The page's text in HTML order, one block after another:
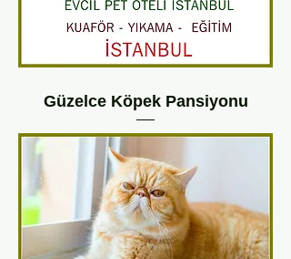
Güzelce Köpek Pansiyonu